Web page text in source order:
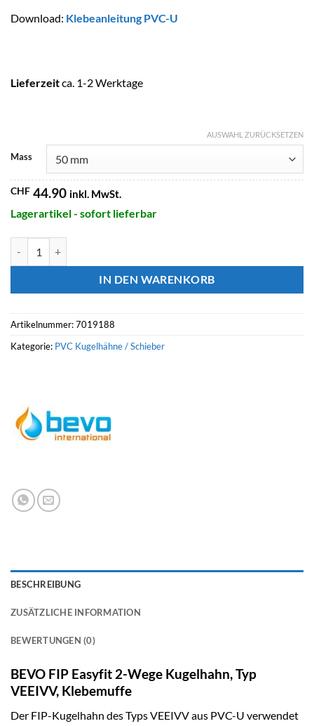
Download: Klebeanleitung PVC-U
Lieferzeitca. 1-2 Werktage
Mass
AUSWAHL ZURÜCKSETZEN
CHF 44.90 inkl. MwSt.
Lagerartikel - sofort lieferbar
IN DEN WARENKORB
Artikelnummer:7019188
Kategorie: PVC Kugelhähne / Schieber
BESCHREIBUNG
ZUSÄTZLICHE INFORMATION
BEWERTUNGEN (0)
BEVO FIP Easyfit 2-Wege Kugelhahn, Typ
VEEIVV, Klebemuffe
Der FIP-Kugelhahn des Typs VEEIVV aus PVC-U verwendet